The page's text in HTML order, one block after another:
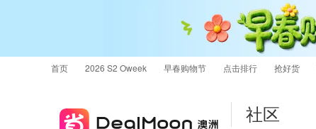
首页 2026 S2 Oweek 早春购物节 点击排行 抢好货
社区